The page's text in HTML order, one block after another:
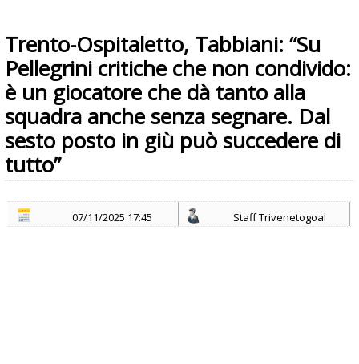
Trento-Ospitaletto, Tabbiani: “Su
Pellegrini critiche che non condivido:
è un giocatore che dà tanto alla
squadra anche senza segnare. Dal
sesto posto in giù può succedere di
tutto”
07/11/2025 17:45 Staff Trivenetogoal